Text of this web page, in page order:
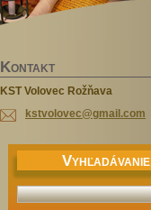
KONTAKT
KST Volovec Rožňava
kstvolovec@gmail .com
VYHĽADÁVANIE